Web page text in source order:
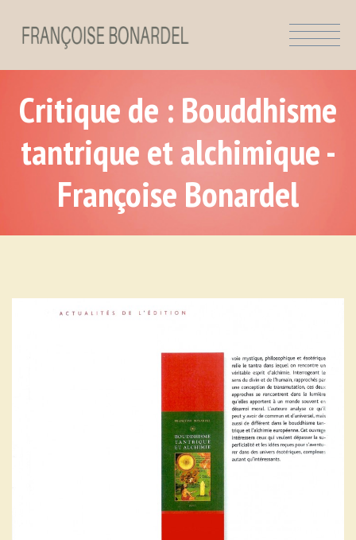
Critique de : Bouddhisme
tantrique et alchimique -
Françoise Bonardel